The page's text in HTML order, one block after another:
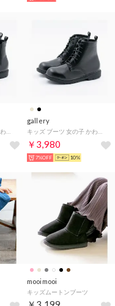
gallery
キッズ ブーツ 女の子 かわいい シンプル ブラック 黒 ショートブーツ サイドファスナー レースアップ 編み上げ ラウンドトゥ お出かけ Fragrant 6200（レースアップ（ブラックPU））
￥3,980
7%OFF 10%
mooimooi
キッズムートンブーツ